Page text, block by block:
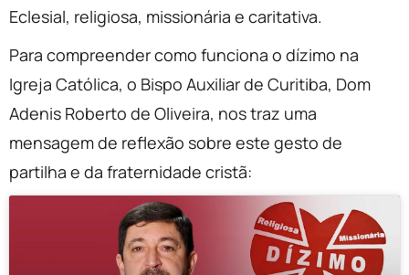
Eclesial, religiosa, missionária e caritativa.
Para compreender como funciona o dízimo na
Igreja Católica, o Bispo Auxiliar de Curitiba, Dom
Adenis Roberto de Oliveira, nos traz uma
mensagem de reflexão sobre este gesto de
partilha e da fraternidade cristã: